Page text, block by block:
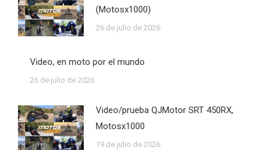
(Motosx1000)
26 de julio de 2026
Video, en moto por el mundo
26 de julio de 2026
Video/prueba QJMotor SRT 450RX,
Motosx1000
19 de julio de 2026